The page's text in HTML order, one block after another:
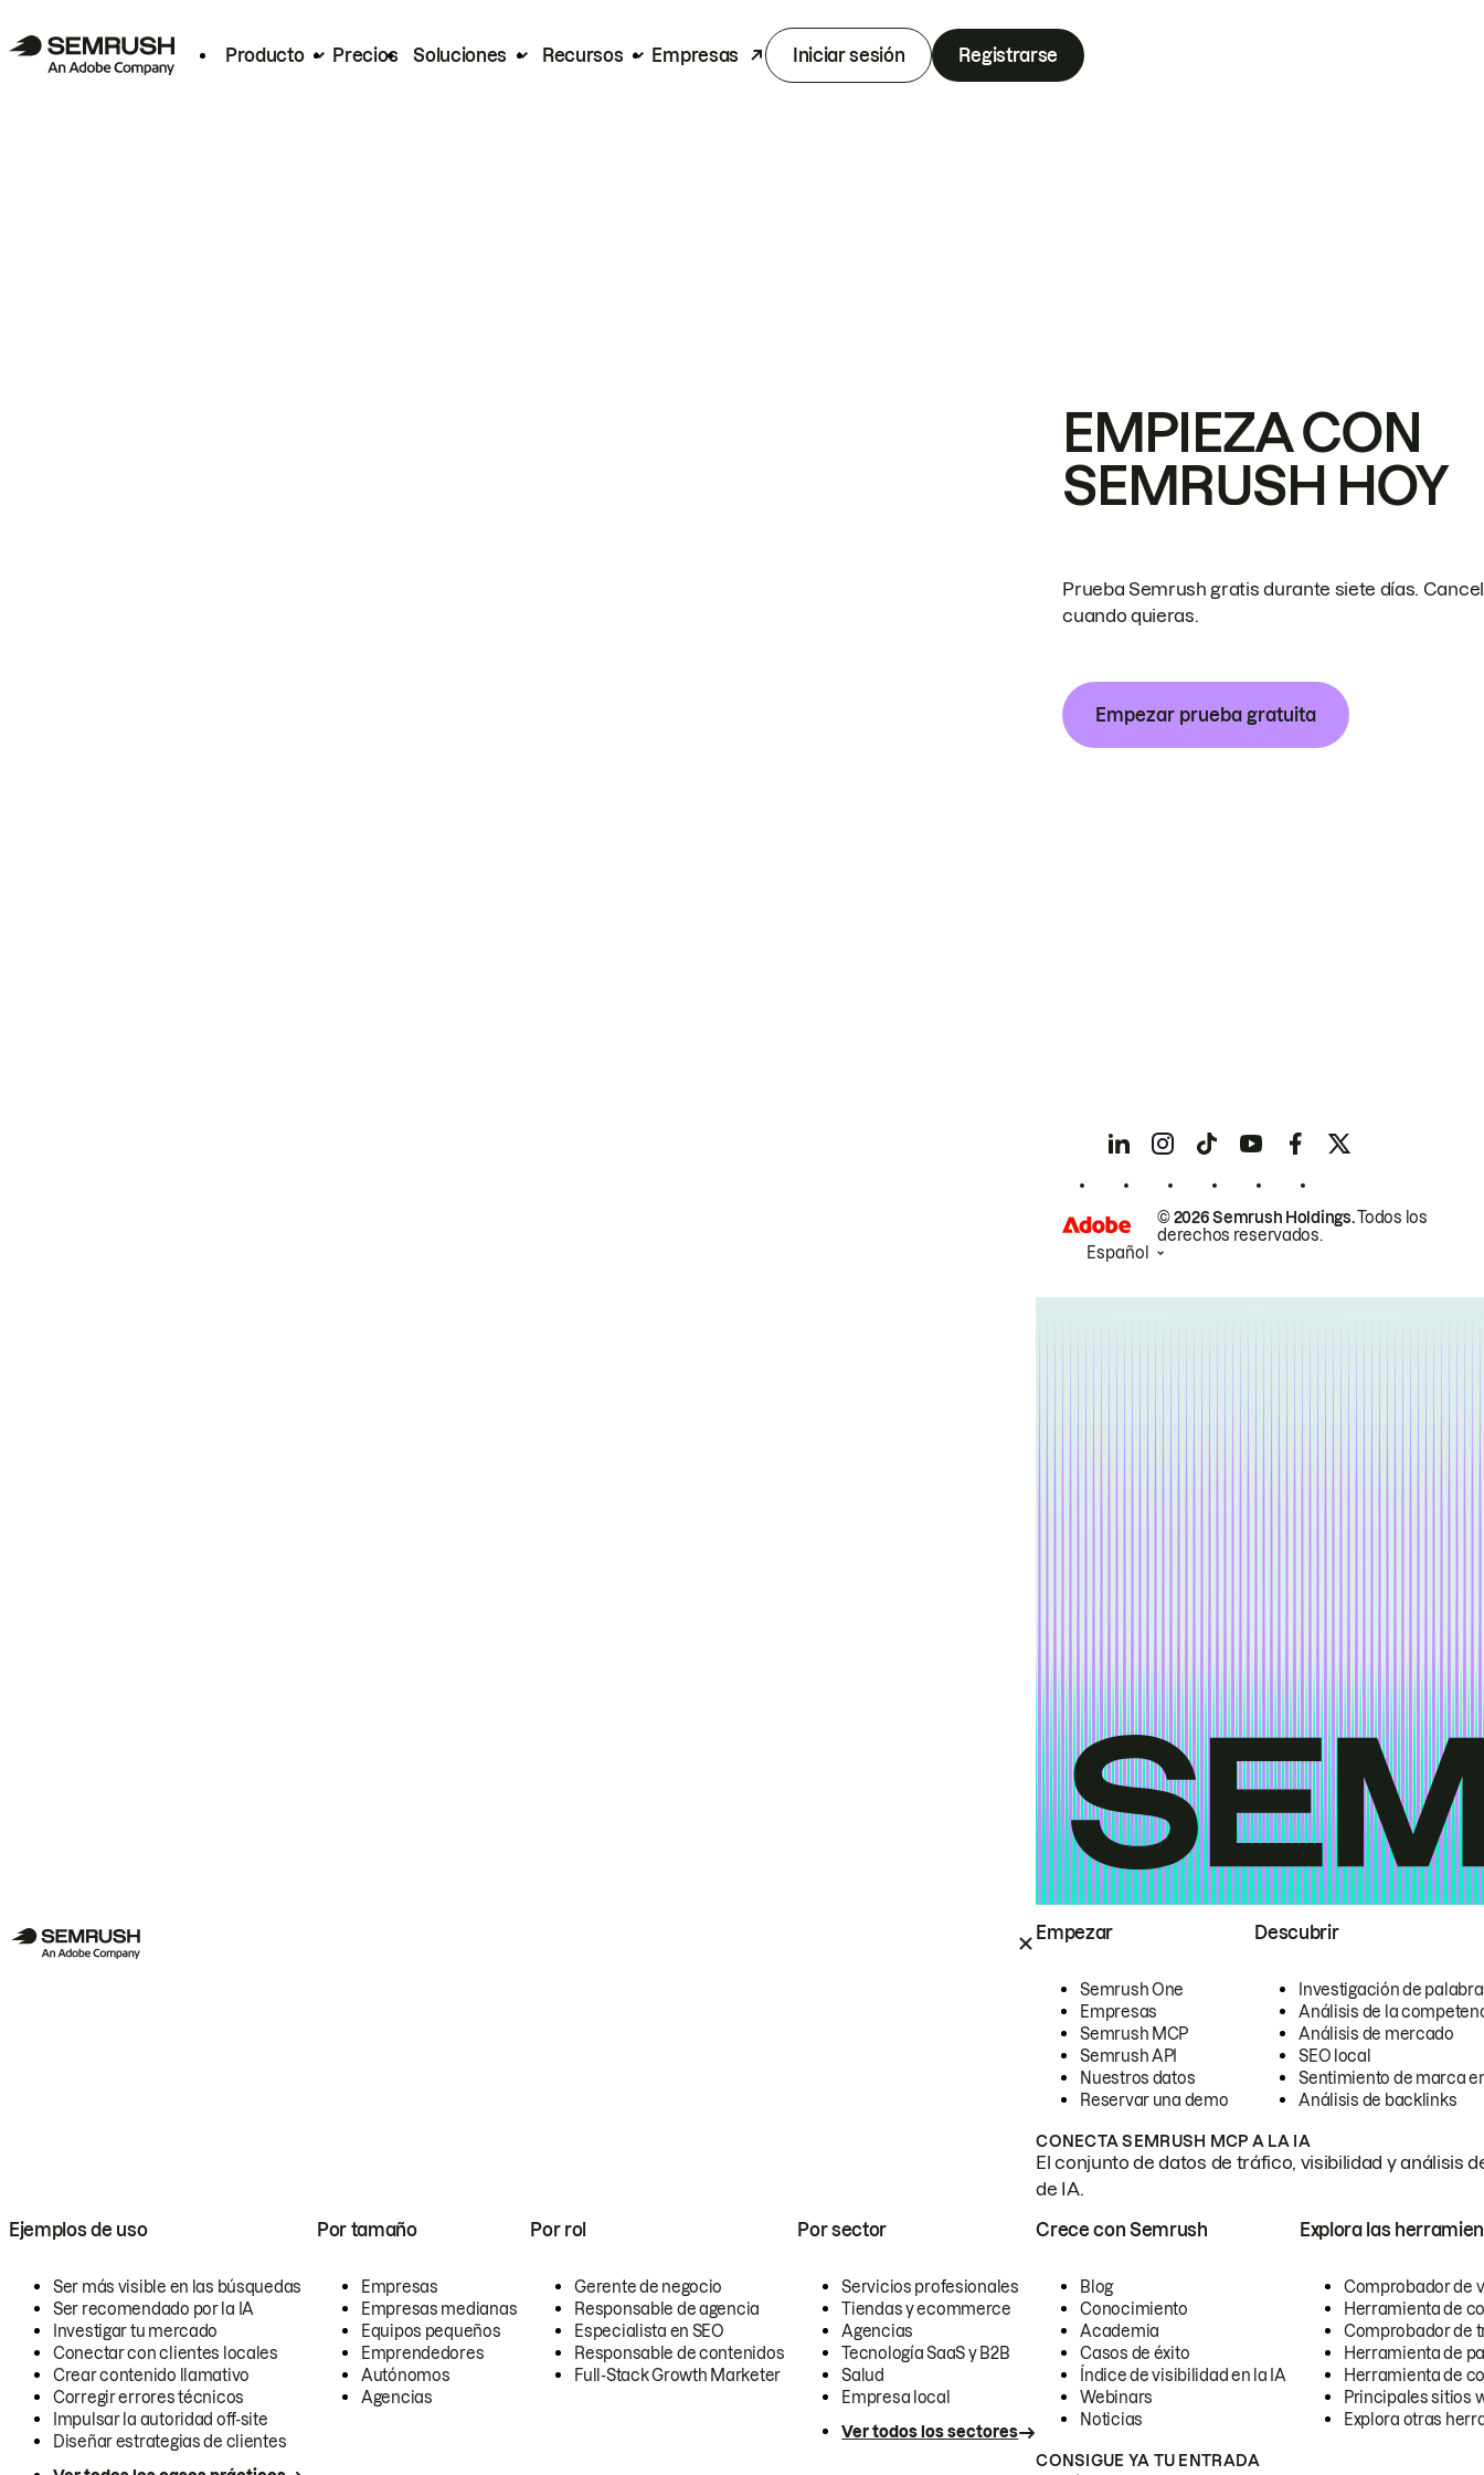
Producto Precios Soluciones Recursos Empresas Iniciar sesión Registrarse
Empezar
Semrush One
Empresas
Semrush MCP
Semrush API
Nuestros datos
Reservar una demo
Descubrir
Investigación de
Análisis de la
Análisis de mercado
SEO local
Sentimiento de marca
Análisis de backlinks
CONECTA SEMRUSH MCP A LA IA
El conjunto de datos de tráfico, visibilidad y análisis
de IA.
Ejemplos de uso
Ser más visible en las búsquedas
Ser recomendado por la IA
Investigar tu mercado
Conectar con clientes locales
Crear contenido llamativo
Corregir errores técnicos
Impulsar la autoridad off-site
Diseñar estrategias de clientes
Por tamaño
Empresas
Empresas medianas
Equipos pequeños
Emprendedores
Autónomos
Agencias
Por rol
Gerente de negocio
Responsable de agencia
Especialista en SEO
Responsable de contenidos
Full-Stack Growth Marketer
Por sector
Servicios profesionales
Tiendas y ecommerce
Agencias
Tecnología SaaS y B2B
Salud
Empresa local
Ver todos los sectores
Crece con Semrush
Blog
Conocimiento
Academia
Casos de éxito
Índice de visibilidad en la IA
Webinars
Noticias
Explora las
Comprobador de
Herramienta de
Comprobador de
Herramienta de
Herramienta de
Principales sitios
Explora otras
CONSIGUE YA TU ENTRADA
EMPIEZA CON
SEMRUSH HOY
Prueba Semrush gratis durante siete días.
cuando quieras.
Empezar prueba gratuita
© 2026 Semrush Holdings.Todos los
derechos reservados.
Español